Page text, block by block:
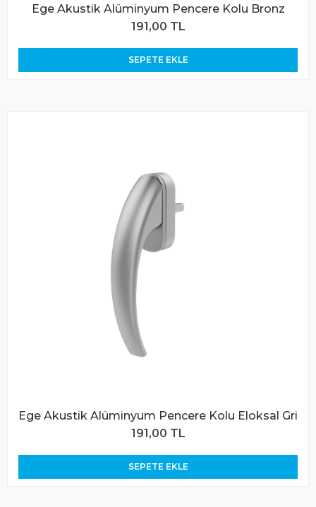
Ege Akustik Alüminyum Pencere Kolu Bronz
191,00 TL
SEPETE EKLE
Ege Akustik Alüminyum Pencere Kolu Eloksal Gri
191,00 TL
SEPETE EKLE